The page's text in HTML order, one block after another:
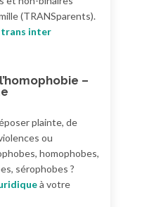
(TRANSparents).
trans inter
–
plainte, de
ou
homophobes,
sérophobes ?
à votre